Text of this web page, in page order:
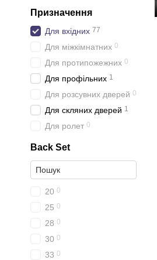
Призначення
Для вхідних 77
Для міжкімнатних 0
Для протипожежних 0
Для профільних 1
Для розсувних дверей 0
Для скляних дверей 1
Для ролет 0
Back Set
20 0
25 0
28 0
30 0
33 0